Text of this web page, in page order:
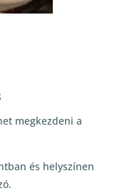
megkezdeni a
és helyszínen